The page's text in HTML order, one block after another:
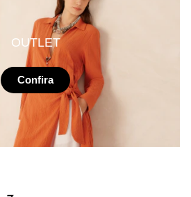
OUTLET
Confira